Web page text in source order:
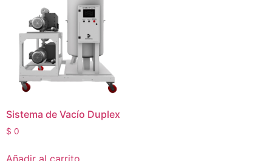
Sistema de Vacío Duplex
$ 0
Añadir al carrito